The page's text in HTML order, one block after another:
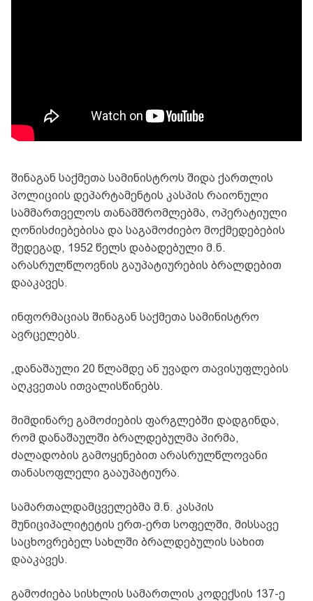
შინაგან საქმეთა სამინისტროს შიდა ქართლის
პოლიციის დეპარტამენტის კასპის რაიონული
სამმართველოს თანამშრომლებმა, ოპერატიული
ღონისძიებებისა და საგამოძიებო მოქმედებების
შედეგად, 1952 წელს დაბადებული მ.ნ.
არასრულწლოვნის გაუპატიურების ბრალდებით
დააკავეს.
ინფორმაციას შინაგან საქმეთა სამინისტრო
ავრცელებს.
„დანაშაული 20 წლამდე ან უვადო თავისუფლების
აღკვეთას ითვალისწინებს.
მიმდინარე გამოძიების ფარგლებში დადგინდა,
რომ დანაშაულში ბრალდებულმა პირმა,
ძალადობის გამოყენებით არასრულწლოვანი
თანასოფლელი გააუპატიურა.
სამართალდამცველებმა მ.ნ. კასპის
მუნიციპალიტეტის ერთ-ერთ სოფელში, მისსავე
საცხოვრებელ სახლში ბრალდებულის სახით
დააკავეს.
გამოძიება სისხლის სამართლის კოდექსის 137-ე